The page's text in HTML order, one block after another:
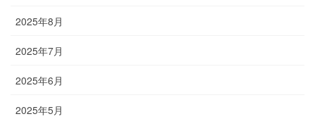
2025年8月
2025年7月
2025年6月
2025年5月